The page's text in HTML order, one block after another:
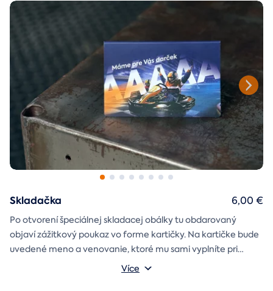
Skladačka
Po otvorení špeciálnej skladacej obálky tu obdarovaný
objaví zážitkový poukaz vo forme kartičky. Na kartičke bude
uvedené meno a venovanie, ktoré mu sami vyplníte pri
Více
6,00 €